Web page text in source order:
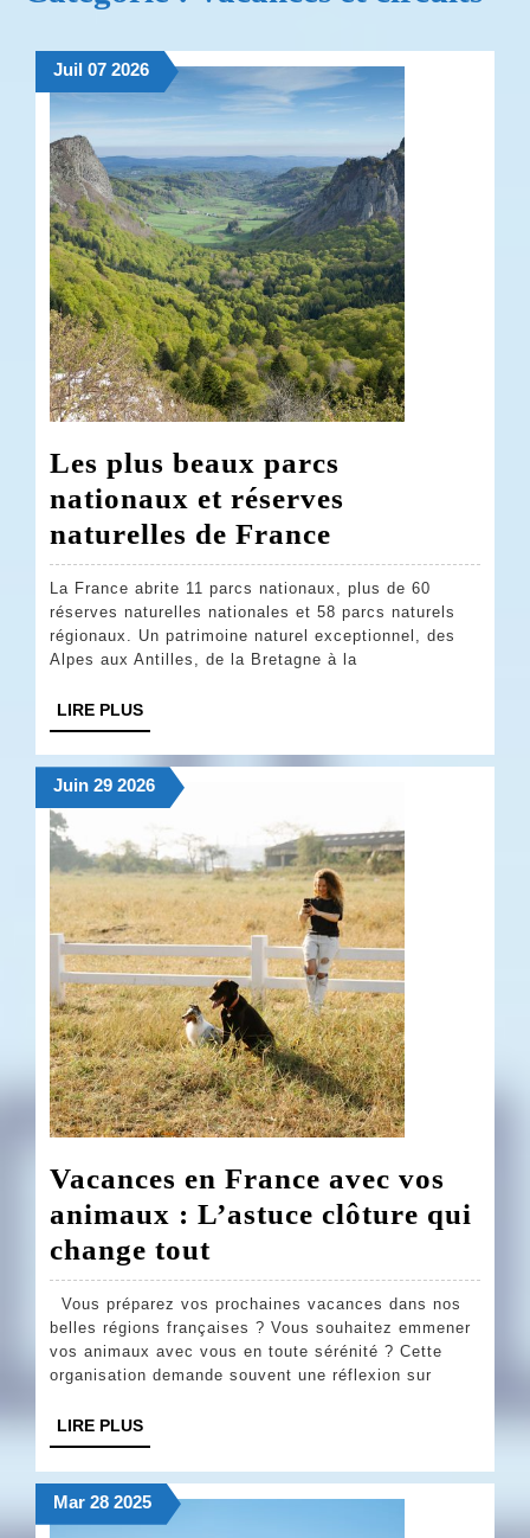
Juil7
juillet
2026
077
juillet
2026
20267
juillet
2026
Les plus beaux parcs
nationaux et réserves
naturelles de France
plus
beaux
parcs
nationaux
France
réserves naturelles nationales et 58 parcs naturels
régionaux. Un patrimoine naturel exceptionnel, des
Alpes aux Antilles, de la Bretagne à la
LIRE PLUSLIRE
PLUS
Juin29
juin
2929
juin
2026
202629
juin
2026
Vacances en France avec vos
animaux : L’astuce clôture qui
change tout
en
France
avec
vos
L’astuce
Vous préparez vos prochaines vacances dans nos
belles régions françaises ? Vous souhaitez emmener
vos animaux avec vous en toute sérénité ? Cette
organisation demande souvent une réflexion sur
LIRE PLUSLIRE
PLUS
Mar28
mars
2828
mars
202528
mars